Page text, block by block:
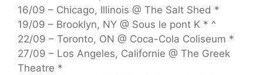
16/09 – Chicago, Illinois @ The Salt Shed *
19/09 – Brooklyn, NY @ Sous le pont K * ^
22/09 – Toronto, ON @ Coca-Cola Coliseum *
27/09 – Los Angeles, Californie @ The Greek
Theatre *